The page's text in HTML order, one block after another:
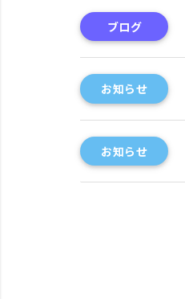
ブログ
お知らせ
お知らせ